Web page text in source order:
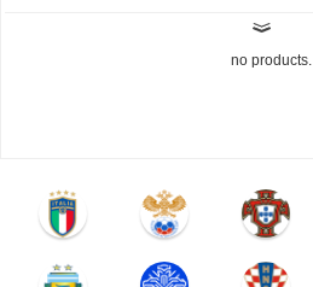
no products.